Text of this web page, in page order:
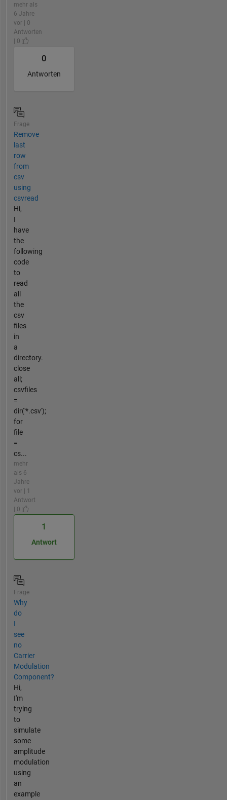
mehr als
6 Jahre
vor | 0
Antworten
| 0
0
Antworten
Frage
Remove
last
row
from
csv
using
csvread
Hi,
I
have
the
following
code
to
read
all
the
csv
files
in
a
directory.
close
all;
csvfiles
=
dir('*.csv');
for
file
=
cs...
mehr
als 6
Jahre
vor | 1
Antwort
| 0
1
Antwort
Frage
Why
do
I
see
no
Carrier
Modulation
Component?
Hi,
I'm
trying
to
simulate
some
amplitude
modulation
using
an
example